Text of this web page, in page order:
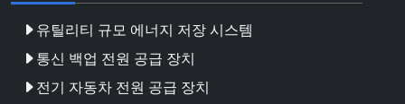
유틸리티 규모 에너지 저장 시스템
통신 백업 전원 공급 장치
전기 자동차 전원 공급 장치